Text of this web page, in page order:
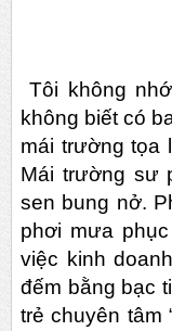
Tôi không
không biết có
mái trường tọa
Mái trường sư
sen bung nở.
phơi mưa
việc kinh
đếm bằng bạc
trẻ chuyên tâm